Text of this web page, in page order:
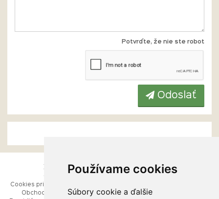
Používame cookies
Súbory cookie a ďalšie
Potvrďte, že nie ste robot
Odoslať
ESHOP
Cookies pri prezeraní stránok
Obchodné podmienky
RÝCHLE MENU
Ako balíme Vaše šperky